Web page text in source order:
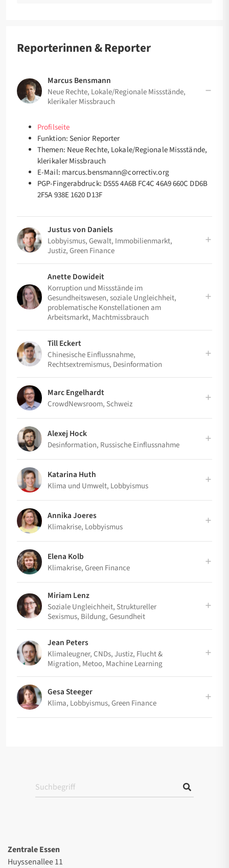
Reporterinnen & Reporter​
Marcus Bensmann
Neue Rechte, Lokale/Regionale Missstände,
klerikaler Missbrauch
Profilseite
Funktion: Senior Reporter
Themen: Neue Rechte, Lokale/Regionale Missstände,
klerikaler Missbrauch
E-Mail: marcus.bensmann@correctiv.org
PGP-Fingerabdruck: D555 4A6B FC4C 46A9 660C DD6B
2F5A 938E 1620 D13F
Justus von Daniels
Lobbyismus, Gewalt, Immobilienmarkt,
Justiz, Green Finance
Anette Dowideit
Korruption und Missstände im
Gesundheitswesen, soziale Ungleichheit,
problematische Konstellationen am
Arbeitsmarkt, Machtmissbrauch
Till Eckert
Chinesische Einflussnahme,
Rechtsextremismus, Desinformation
Marc Engelhardt
CrowdNewsroom, Schweiz
Alexej Hock
Desinformation, Russische Einflussnahme
Katarina Huth
Klima und Umwelt, Lobbyismus
Annika Joeres
Klimakrise, Lobbyismus
Elena Kolb
Klimakrise, Green Finance
Miriam Lenz
Soziale Ungleichheit, Struktureller
Sexismus, Bildung, Gesundheit
Jean Peters
Klimaleugner, CNDs, Justiz, Flucht &
Migration, Metoo, Machine Learning
Gesa Steeger
Klima, Lobbyismus, Green Finance
Zentrale Essen
Huyssenallee 11